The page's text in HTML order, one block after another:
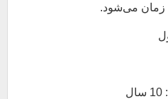
می‌شود.